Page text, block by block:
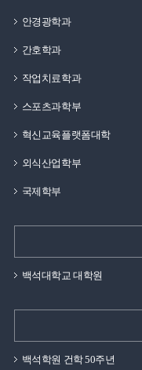
안경광학과
간호학과
작업치료학과
스포츠과학부
혁신교육플랫폼대학
외식산업학부
국제학부
백석대학교 대학원
백석학원 건학 50주년